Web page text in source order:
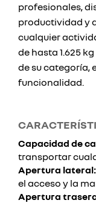
profesionales,
productividad y
cualquier
de hasta 1.625
de su categoría,
funcionalidad.
Capacidad de
transportar
Apertura lateral:
el acceso y la
Apertura